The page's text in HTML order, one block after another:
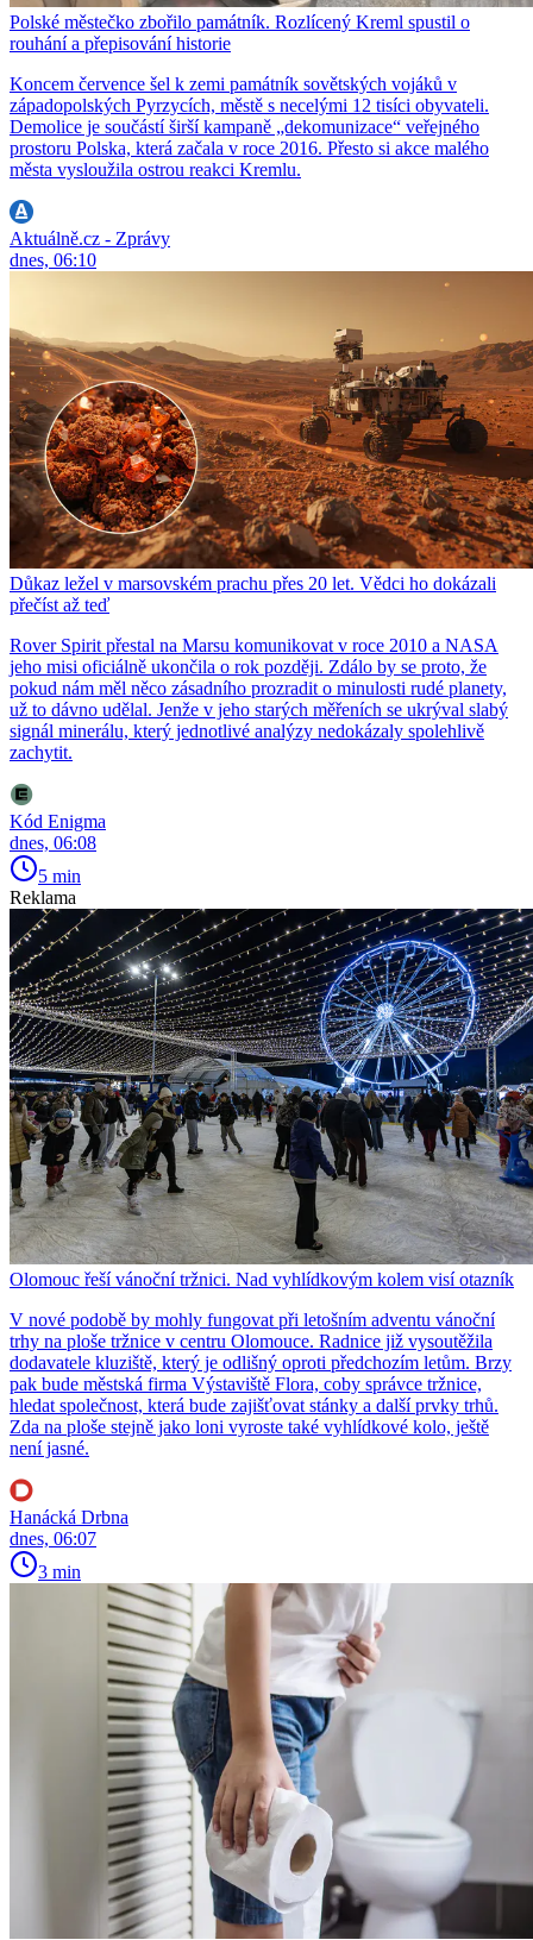
Polské městečko zbořilo památník. Rozlícený Kreml spustil o
rouhání a přepisování historie
Koncem července šel k zemi památník sovětských vojáků v
západopolských Pyrzycích, městě s necelými 12 tisíci obyvateli.
Demolice je součástí širší kampaně „dekomunizace“ veřejného
prostoru Polska, která začala v roce 2016. Přesto si akce malého
města vysloužila ostrou reakci Kremlu.
Aktuálně.cz - Zprávy
dnes, 06:10
Důkaz ležel v marsovském prachu přes 20 let. Vědci ho dokázali
přečíst až teď
Rover Spirit přestal na Marsu komunikovat v roce 2010 a NASA
jeho misi oficiálně ukončila o rok později. Zdálo by se proto, že
pokud nám měl něco zásadního prozradit o minulosti rudé planety,
už to dávno udělal. Jenže v jeho starých měřeních se ukrýval slabý
signál minerálu, který jednotlivé analýzy nedokázaly spolehlivě
zachytit.
Kód Enigma
dnes, 06:08
5 min
Reklama
Olomouc řeší vánoční tržnici. Nad vyhlídkovým kolem visí otazník
V nové podobě by mohly fungovat při letošním adventu vánoční
trhy na ploše tržnice v centru Olomouce. Radnice již vysoutěžila
dodavatele kluziště, který je odlišný oproti předchozím letům. Brzy
pak bude městská firma Výstaviště Flora, coby správce tržnice,
hledat společnost, která bude zajišťovat stánky a další prvky trhů.
Zda na ploše stejně jako loni vyroste také vyhlídkové kolo, ještě
není jasné.
Hanácká Drbna
dnes, 06:07
3 min